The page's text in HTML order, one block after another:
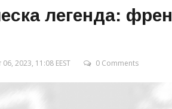
легенда:
06, 2023, 11:08 EEST 0 Comments